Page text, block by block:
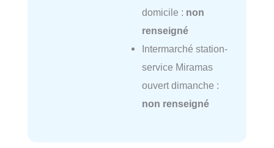
domicile : non
renseigné
Intermarché station-
service Miramas
ouvert dimanche :
non renseigné